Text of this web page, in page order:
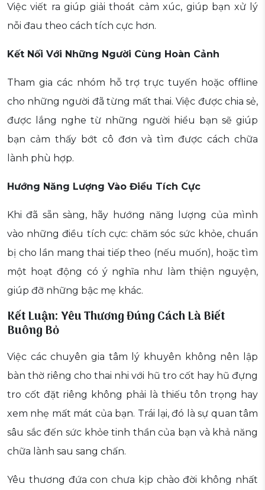
Việc viết ra giúp giải thoát cảm xúc, giúp bạn xử lý
nỗi đau theo cách tích cực hơn.
Kết Nối Với Những Người Cùng Hoàn Cảnh
Tham gia các nhóm hỗ trợ trực tuyến hoặc offline
cho những người đã từng mất thai. Việc được chia sẻ,
được lắng nghe từ những người hiểu bạn sẽ giúp
bạn cảm thấy bớt cô đơn và tìm được cách chữa
lành phù hợp.
Hướng Năng Lượng Vào Điều Tích Cực
Khi đã sẵn sàng, hãy hướng năng lượng của mình
vào những điều tích cực: chăm sóc sức khỏe, chuẩn
bị cho lần mang thai tiếp theo (nếu muốn), hoặc tìm
một hoạt động có ý nghĩa như làm thiện nguyện,
giúp đỡ những bậc mẹ khác.
Kết Luận: Yêu Thương Đúng Cách Là Biết
Buông Bỏ
Việc các chuyên gia tâm lý khuyên không nên lập
bàn thờ riêng cho thai nhi với hũ tro cốt hay hũ đựng
tro cốt đặt riêng không phải là thiếu tôn trọng hay
xem nhẹ mất mát của bạn. Trái lại, đó là sự quan tâm
sâu sắc đến sức khỏe tinh thần của bạn và khả năng
chữa lành sau sang chấn.
Yêu thương đứa con chưa kịp chào đời không nhất